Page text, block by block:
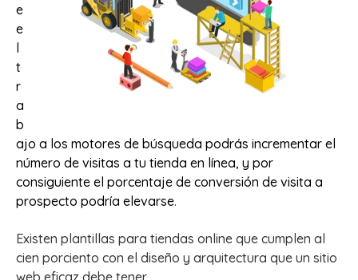
e
e
l
t
r
a
b
ajo a los motores de búsqueda podrás incrementar el
número de visitas a tu tienda en línea, y por
consiguiente el porcentaje de conversión de visita a
prospecto podría elevarse.
Existen plantillas para tiendas online que cumplen al
cien porciento con el diseño y arquitectura que un sitio
web eficaz debe tener.